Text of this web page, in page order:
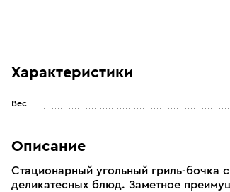
Характеристики
Вес
Описание
Стационарный угольный гриль-бочка
деликатесных блюд. Заметное